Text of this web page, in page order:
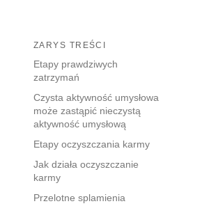
ZARYS TREŚCI
Etapy prawdziwych
zatrzymań
Czysta aktywność umysłowa
może zastąpić nieczystą
aktywność umysłową
Etapy oczyszczania karmy
Jak działa oczyszczanie
karmy
Przelotne splamienia